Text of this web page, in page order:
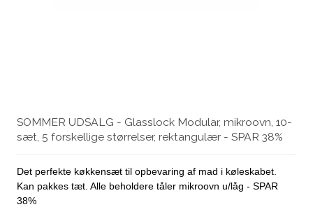
SOMMER UDSALG - Glasslock Modular, mikroovn, 10-
sæt, 5 forskellige størrelser, rektangulær - SPAR 38%
Det perfekte køkkensæt til opbevaring af mad i køleskabet.
Kan pakkes tæt. Alle beholdere tåler mikroovn u/låg - SPAR
38%